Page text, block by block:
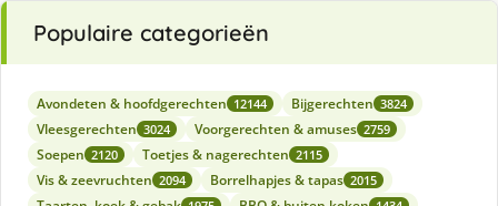
Populaire categorieën
Avondeten & hoofdgerechten 12144 Bijgerechten 3824
Vleesgerechten 3024 Voorgerechten & amuses 2759
Soepen 2120 Toetjes & nagerechten 2115
Vis & zeevruchten 2094 Borrelhapjes & tapas 2015